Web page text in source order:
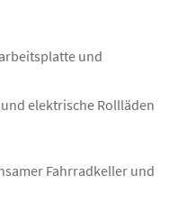
und
elektrische Rollläden
Fahrradkeller und